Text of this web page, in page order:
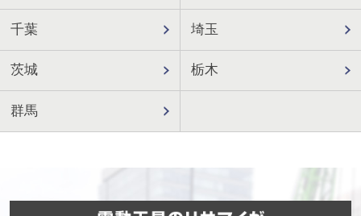
千葉 埼玉
茨城 栃木
群馬